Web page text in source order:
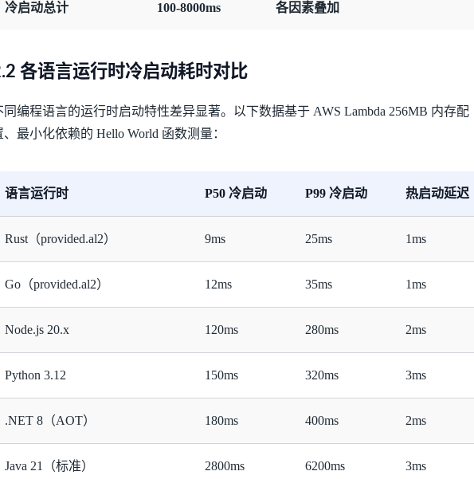
冷启动总计 100-8000ms 各因素叠加
各语言运行时冷启动耗时对比
同编程语言的运行时启动特性差异显著。以下数据基于 AWS Lambda 256MB 内存配
、最小化依赖的 Hello World 函数测量：
语言运行时 P50 冷启动 P99 冷启动 热启动延迟
Rust（provided.al2） 9ms 25ms 1ms
Go（provided.al2） 12ms 35ms 1ms
Node.js 20.x 120ms 280ms 2ms
Python 3.12 150ms 320ms 3ms
.NET 8（AOT） 180ms 400ms 2ms
Java 21（标准） 2800ms 6200ms 3ms